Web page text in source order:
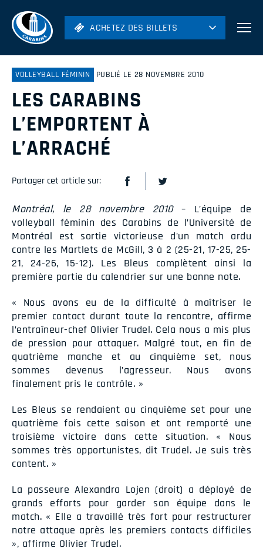
ACHETEZ DES BILLETS
Hockey
Soccer
Rugby
Volleyball
ACHETEZ DES BILLETS
VOLLEYBALL FÉMININ PUBLIÉ LE 28 NOVEMBRE 2010
LES CARABINS
L’EMPORTENT À
L’ARRACHÉ
Partager cet article sur:
Montréal, le 28 novembre 2010– L’équipe de
volleyball féminin des Carabins de l’Université de
Montréal est sortie victorieuse d’un match ardu
contre les Martlets de McGill, 3 à 2 (25-21, 17-25, 25-
21, 24-26, 15-12). Les Bleus complètent ainsi la
première partie du calendrier sur une bonne note.
« Nous avons eu de la difficulté à maîtriser le
premier contact durant toute la rencontre, affirme
l’entraîneur-chef Olivier Trudel. Cela nous a mis plus
de pression pour attaquer. Malgré tout, en fin de
quatrième manche et au cinquième set, nous
sommes devenus l’agresseur. Nous avons
finalement pris le contrôle. »
Les Bleus se rendaient au cinquième set pour une
quatrième fois cette saison et ont remporté une
troisième victoire dans cette situation. « Nous
sommes très opportunistes, dit Trudel. Je suis très
content. »
La passeure Alexandra Lojen (droit) a déployé de
grands efforts pour garder son équipe dans le
match. « Elle a travaillé très fort pour restructurer
notre attaque après les premiers contacts difficiles
», affirme Olivier Trudel.